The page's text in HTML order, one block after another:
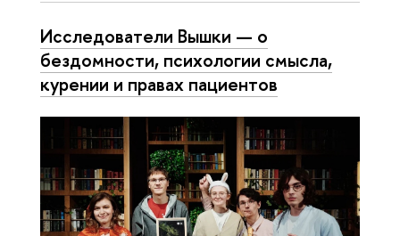
Исследователи Вышки — о
бездомности, психологии смысла,
курении и правах пациентов